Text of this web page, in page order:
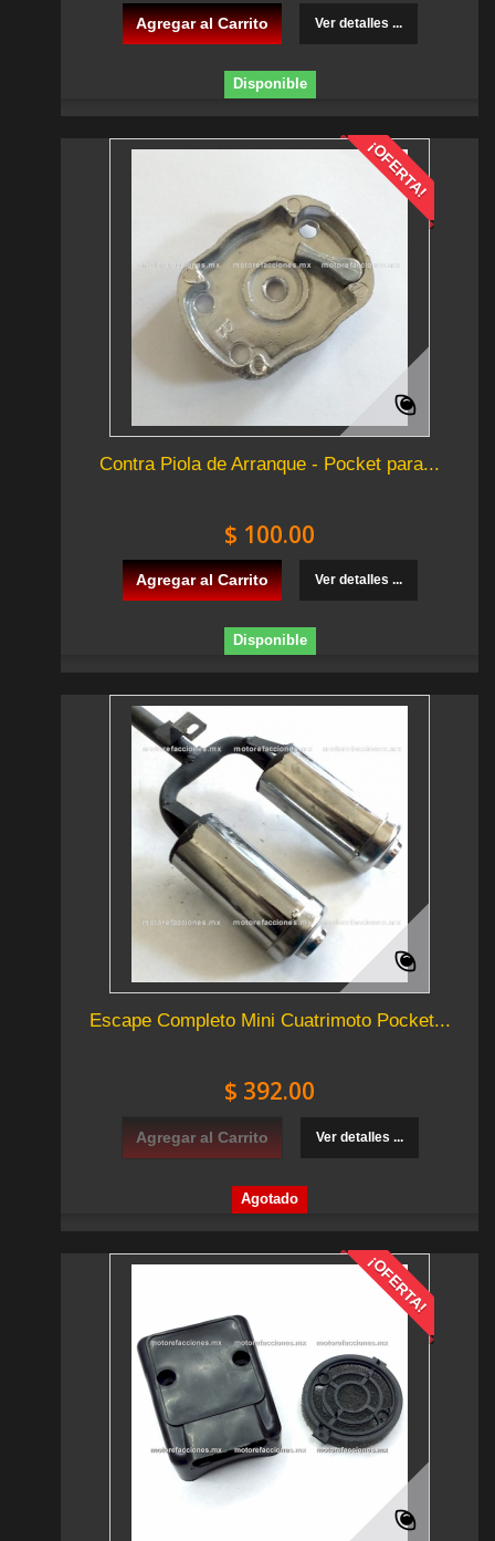
Agregar al Carrito Ver detalles ...
Disponible
¡OFERTA!
Contra Piola de Arranque - Pocket para...
$ 100.00
Agregar al Carrito Ver detalles ...
Disponible
Escape Completo Mini Cuatrimoto Pocket...
$ 392.00
Agregar al Carrito Ver detalles ...
Agotado
¡OFERTA!